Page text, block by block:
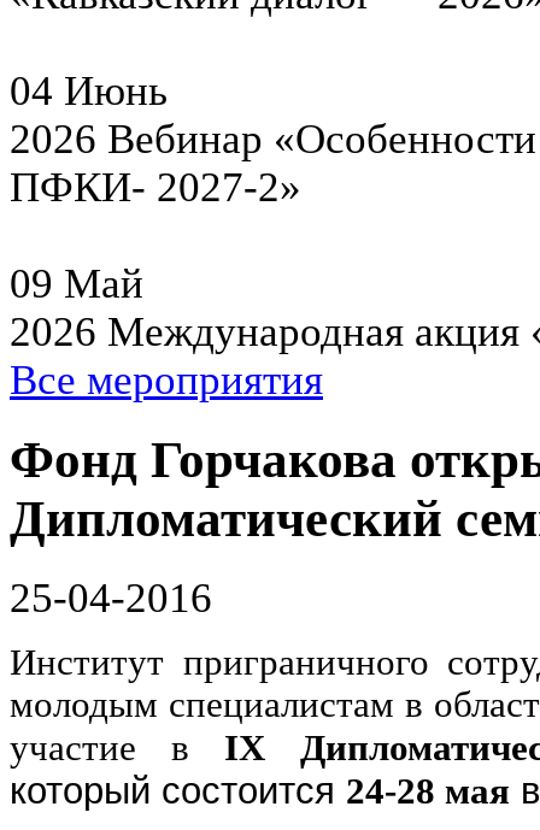
04 Июнь
2026 Вебинар
ПФКИ- 2027-2»
09 Май
2026 Международная
Все мероприятия
Фонд Горчакова
Дипломатический
25-04-2016
Институт приграничного
молодым специалистам в
участие в IX
который состоится 24-28 мая